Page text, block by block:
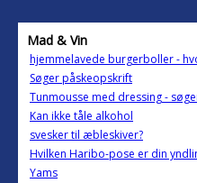
Mad & Vin
hjemmelavede burgerboller -
Søger påskeopskrift
Tunmousse med dressing -
Kan ikke tåle alkohol
svesker til æbleskiver?
Hvilken Haribo-pose er din
Yams